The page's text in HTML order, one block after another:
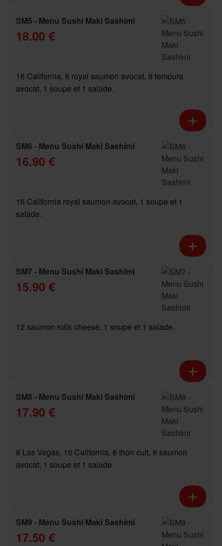
SM5 - Menu Sushi Maki Sashimi
18.00 €
16 California, 8 royal saumon avocat, 8 tempura
avocat, 1 soupe et 1 salade.
SM6 - Menu Sushi Maki Sashimi
16.90 €
16 California royal saumon avocat, 1 soupe et 1
salade.
SM7 - Menu Sushi Maki Sashimi
15.90 €
12 saumon rolls cheese, 1 soupe et 1 salade.
SM8 - Menu Sushi Maki Sashimi
17.90 €
8 Las Vegas, 16 California, 8 thon cuit, 8 saumon
avocat, 1 soupe et 1 salade
SM9 - Menu Sushi Maki Sashimi
17.50 €